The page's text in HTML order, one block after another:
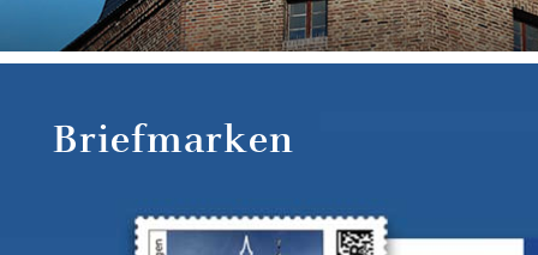
Briefmarken